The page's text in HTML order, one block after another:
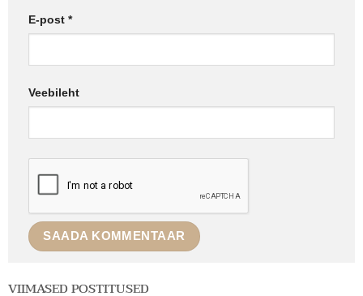
E-post *
Veebileht
VIIMASED POSTITUSED